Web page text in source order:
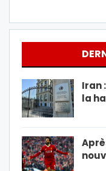
Iran
la